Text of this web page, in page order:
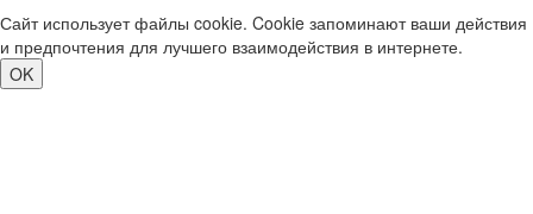
Сайт использует файлы cookie. Cookie запоминают ваши действия
и предпочтения для лучшего взаимодействия в интернете.
OK